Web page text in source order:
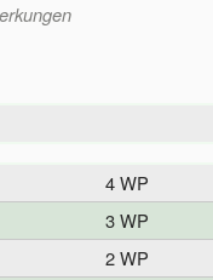
4 WP
3 WP
2 WP